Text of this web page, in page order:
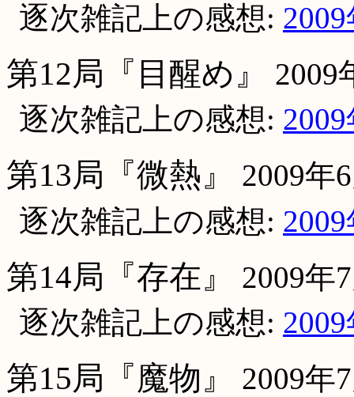
逐次雑記上の感想:
第12局『目醒め』
2009
逐次雑記上の感想:
第13局『微熱』
2009年
逐次雑記上の感想:
第14局『存在』
2009年
逐次雑記上の感想:
第15局『魔物』
2009年